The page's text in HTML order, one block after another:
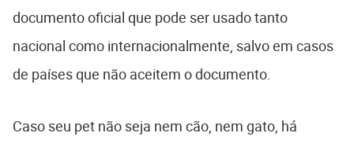
documento oficial que pode ser usado tanto
nacional como internacionalmente, salvo em casos
de países que não aceitem o documento.
Caso seu pet não seja nem cão, nem gato, há